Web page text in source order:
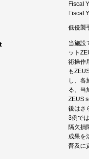
Fiscal
Fiscal
低侵襲
当施設
ット
術操作
も
し、各
る。当
ZEUS
後はさ
3例で
隔欠損
成果を
普及に